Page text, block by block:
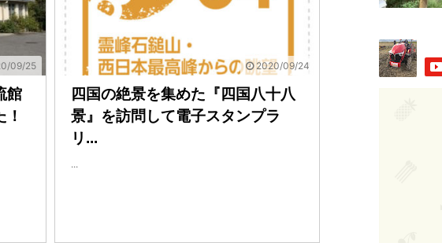
09/25
館
2020/09/24
四国の絶景を集めた『四国八十八
景』を訪問して電子スタンプラ
リ...
...